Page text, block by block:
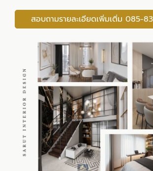
สอบถามรายละเอียดเพิ่มเติ่ม 085-